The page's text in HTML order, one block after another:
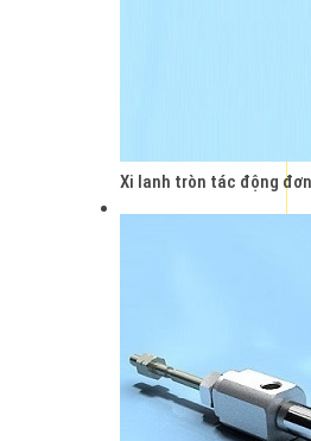
Xi lanh tròn tác động đơn